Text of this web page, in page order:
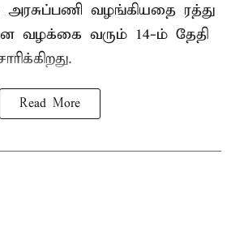
அரசுப்பணி வழங்கியதை ரத்து
வழக்கை வரும் 14-ம் தேதி
Read More